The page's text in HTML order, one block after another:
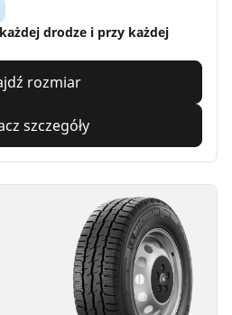
drodze i przy każdej
rozmiar
szczegóły